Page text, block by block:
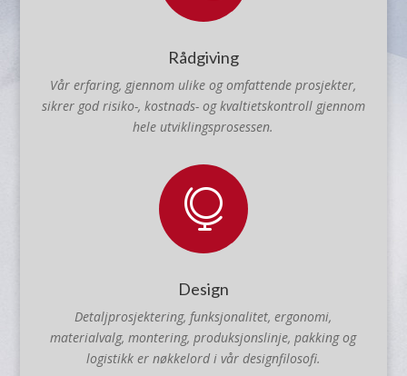
Rådgiving
Vår erfaring, gjennom ulike og omfattende prosjekter,
sikrer god risiko-, kostnads- og kvaltietskontroll gjennom
hele utviklingsprosessen.

Design
Detaljprosjektering, funksjonalitet, ergonomi,
materialvalg, montering, produksjonslinje, pakking og
logistikk er nøkkelord i vår designfilosofi.